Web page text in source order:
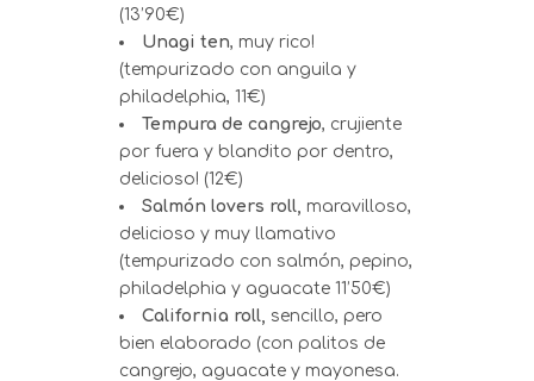
(13’90€)
Unagi ten, muy rico!
(tempurizado con anguila y
philadelphia, 11€)
Tempura de cangrejo, crujiente
por fuera y blandito por dentro,
delicioso! (12€)
Salmón lovers roll, maravilloso,
delicioso y muy llamativo
(tempurizado con salmón, pepino,
philadelphia y aguacate 11’50€)
California roll, sencillo, pero
bien elaborado (con palitos de
cangrejo, aguacate y mayonesa.